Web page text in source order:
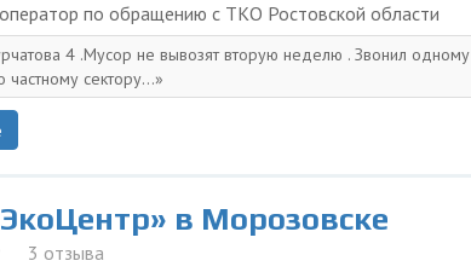
по обращению с ТКО Ростовской области
4 .Мусор не вывозят вторую неделю . Звонил одному
частному сектору...
в Морозовске
3 отзыва